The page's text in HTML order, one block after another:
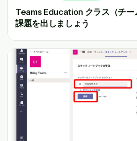
Teams Education クラス（チー
課題を出しましょう